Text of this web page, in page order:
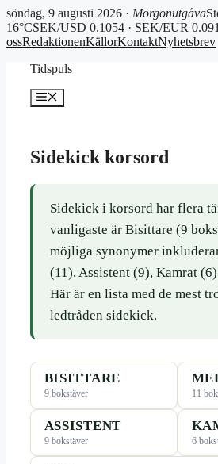
söndag, 9 augusti 2026 · Morgonutgåva
16°CSEK/USD 0.1054 · SEK/EUR
ossRedaktionenKällorKontaktNyhetsbrev
Tidspuls
Meny
Sidekick korsord
Sidekick i korsord har flera
vanligaste är Bisittare (9
möjliga synonymer
(11), Assistent (9), Kamrat
Här är en lista med de mest
ledtråden sidekick.
BISITTARE
9 bokstäver 11
ASSISTENT
9 bokstäver 6